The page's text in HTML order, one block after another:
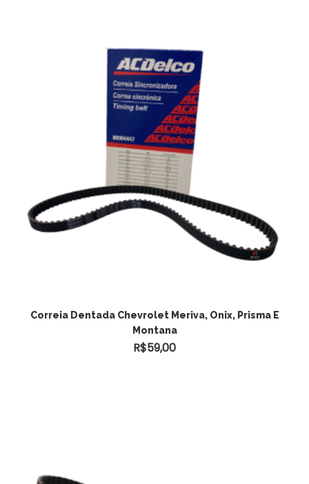
Correia Dentada Chevrolet Meriva, Onix, Prisma E
Montana
R$59,00